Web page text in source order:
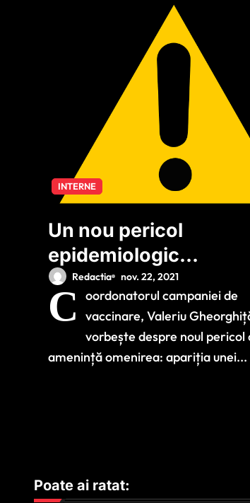
INTERNE
Un nou pericol
epidemiologic
amenință omenirea!
Valeriu Gheorghiță:
‘Vorbim la nivel
global, nu doar de
Redactia nov. 22, 2021
C
oordonatorul campaniei de
vaccinare, Valeriu
vorbește despre noul pericol
amenință omenirea: apariția unei...
Poate ai ratat: